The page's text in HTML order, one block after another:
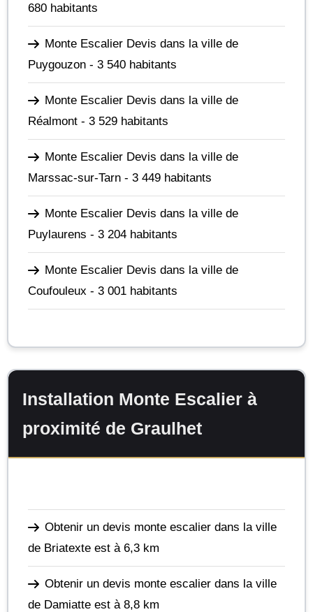
680 habitants
Monte Escalier Devis dans la ville de
Puygouzon - 3 540 habitants
Monte Escalier Devis dans la ville de
Réalmont - 3 529 habitants
Monte Escalier Devis dans la ville de
Marssac-sur-Tarn - 3 449 habitants
Monte Escalier Devis dans la ville de
Puylaurens - 3 204 habitants
Monte Escalier Devis dans la ville de
Coufouleux - 3 001 habitants
Installation Monte Escalier à
proximité de Graulhet
Obtenir un devis monte escalier dans la ville
de Briatexte est à 6,3 km
Obtenir un devis monte escalier dans la ville
de Damiatte est à 8,8 km